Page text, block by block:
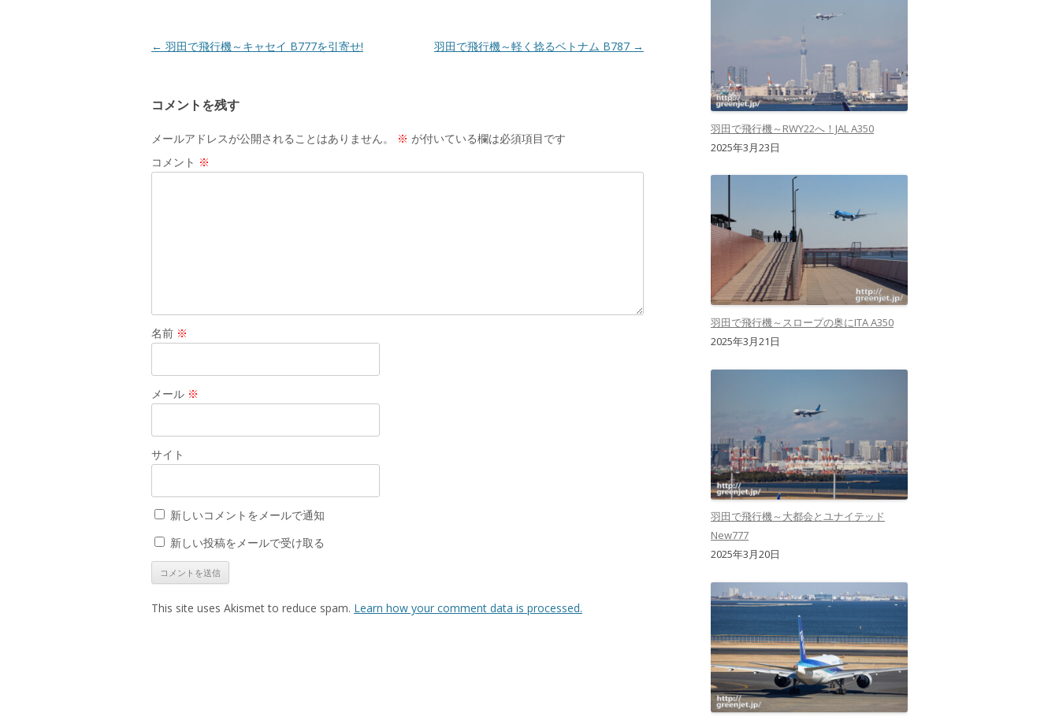
き
ま
投
ビ
ゲ
ー
← 羽田で飛行機～キャセイ B777を引寄せ! 羽田で飛行機～軽く捻るベトナム B787 →
コメントを残す
メールアドレスが公開されることはありません。 ※ が付いている欄は必須項目です
コメント ※
名前 ※
メール ※
サイト
新しいコメントをメールで通知
新しい投稿をメールで受け取る
This site uses Akismet to reduce spam. Learn how your comment data is processed.
羽田で飛行機～RWY22へ！JAL A350
2025年3月23日
羽田で飛行機～スロープの奥にITA A350
2025年3月21日
羽田で飛行機～大都会とユナイテッド
New777
2025年3月20日